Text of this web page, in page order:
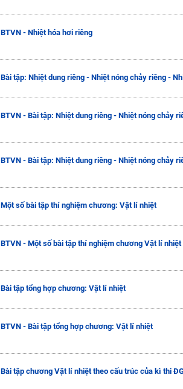
BTVN - Nhiệt hóa hơi riêng
Bài tập: Nhiệt dung riêng - Nhiệt nóng chảy riêng -
BTVN - Bài tập: Nhiệt dung riêng - Nhiệt nóng chảy
BTVN - Bài tập: Nhiệt dung riêng - Nhiệt nóng chảy
Một số bài tập thí nghiệm chương: Vật lí nhiệt
BTVN - Một số bài tập thí nghiệm chương Vật lí nhiệt
Bài tập tổng hợp chương: Vật lí nhiệt
BTVN - Bài tập tổng hợp chương: Vật lí nhiệt
Bài tập chương Vật lí nhiệt theo cấu trúc của kì thi